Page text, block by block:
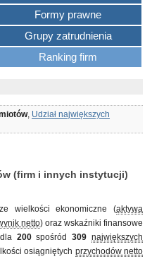
Formy prawne
Grupy zatrudnienia
Ranking firm
, Udział największych
(firm i innych instytucji)
wielkości ekonomiczne (aktywa
netto) oraz wskaźniki finansowe
200spośród309 największych
osiągniętych przychodów netto